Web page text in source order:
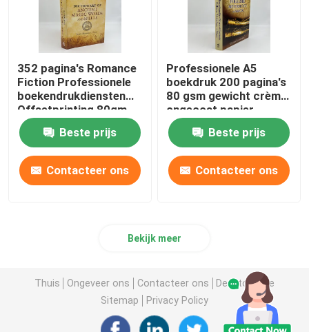
352 pagina's Romance
Fiction Professionele
boekendrukdiensten
Offsetprinting 80gm
Beste prijs
Contacteer ons
Professionele A5
boekdruk 200 pagina's
80 gsm gewicht crème
ongecoat papier
Beste prijs
Contacteer ons
Bekijk meer
Thuis Ongeveer ons Contacteer ons
Desktop Site
Sitemap
Privacy Policy